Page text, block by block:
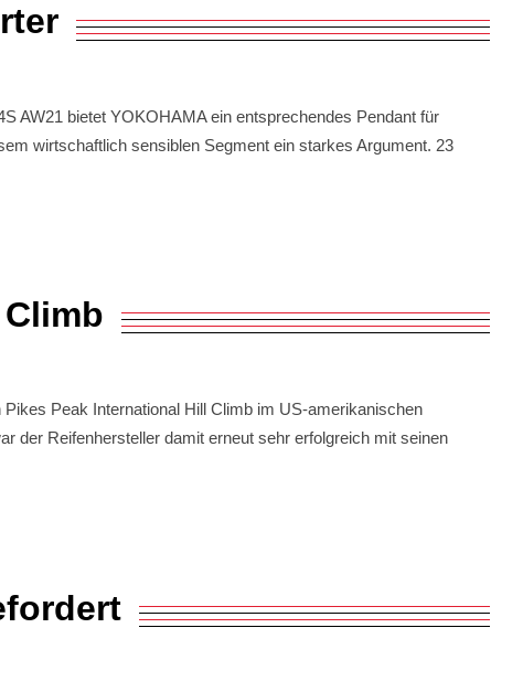
AW21 bietet YOKOHAMA ein entsprechendes Pendant für
wirtschaftlich sensiblen Segment ein starkes Argument. 23
Peak International Hill Climb im US-amerikanischen
der Reifenhersteller damit erneut sehr erfolgreich mit seinen